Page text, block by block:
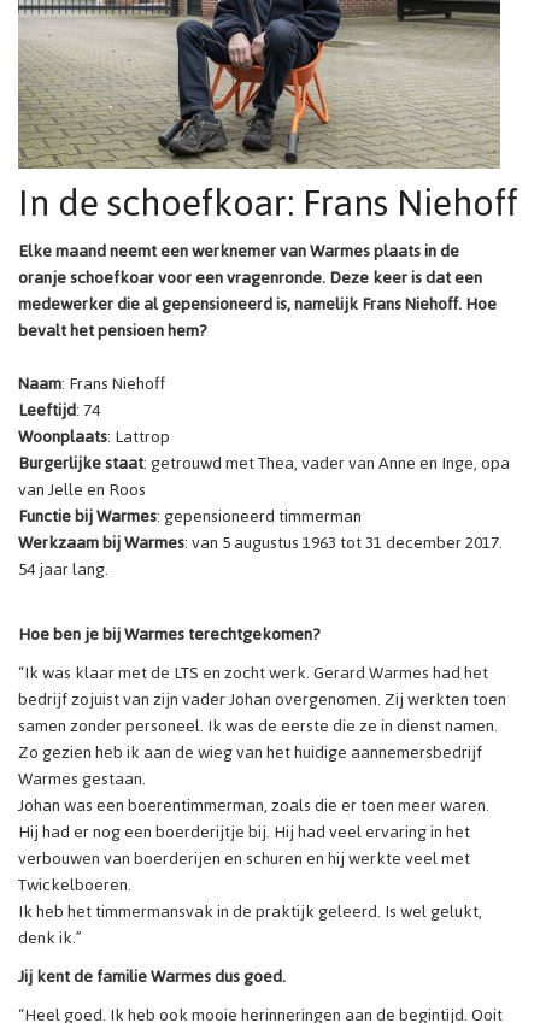
In de schoefkoar: Frans Niehoff
Elke maand neemt een werknemer van Warmes plaats in de
oranje schoefkoar voor een vragenronde. Deze keer is dat een
medewerker die al gepensioneerd is, namelijk Frans Niehoff. Hoe
bevalt het pensioen hem?
Naam: Frans Niehoff
Leeftijd: 74
Woonplaats: Lattrop
Burgerlijke staat: getrouwd met Thea, vader van Anne en Inge, opa
van Jelle en Roos
Functie bij Warmes: gepensioneerd timmerman
Werkzaam bij Warmes: van 5 augustus 1963 tot 31 december 2017.
54 jaar lang.
Hoe ben je bij Warmes terechtgekomen?
“Ik was klaar met de LTS en zocht werk. Gerard Warmes had het
bedrijf zojuist van zijn vader Johan overgenomen. Zij werkten toen
samen zonder personeel. Ik was de eerste die ze in dienst namen.
Zo gezien heb ik aan de wieg van het huidige aannemersbedrijf
Warmes gestaan.
Johan was een boerentimmerman, zoals die er toen meer waren.
Hij had er nog een boerderijtje bij. Hij had veel ervaring in het
verbouwen van boerderijen en schuren en hij werkte veel met
Twickelboeren.
Ik heb het timmermansvak in de praktijk geleerd. Is wel gelukt,
denk ik.”
Jij kent de familie Warmes dus goed.
“Heel goed. Ik heb ook mooie herinneringen aan de begintijd. Ooit